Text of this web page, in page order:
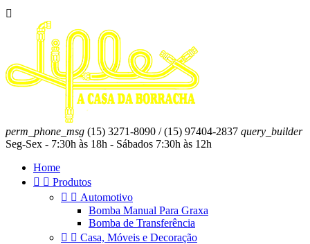

perm_phone_msg (15) 3271-8090 / (15) 97404-2837 query_builder
Seg-Sex - 7:30h às 18h - Sábados 7:30h às 12h
Home
  Produtos
  Automotivo
Bomba Manual Para Graxa
Bomba de Transferência
  Casa, Móveis e Decoração